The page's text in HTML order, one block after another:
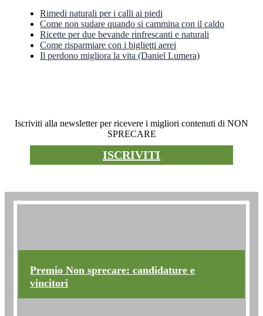
Rimedi naturali per i calli ai piedi
Come non sudare quando si cammina con il caldo
Ricette per due bevande rinfrescanti e naturali
Come risparmiare con i biglietti aerei
Il perdono migliora la vita (Daniel Lumera)
Iscriviti alla newsletter per ricevere i migliori contenuti di NON
SPRECARE
ISCRIVITI
Premio Non sprecare: candidature e
vincitori